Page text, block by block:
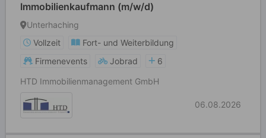
Immobilienkaufmann (m/w/d)
Unterhaching
Vollzeit
Fort- und Weiterbildung
Firmenevents
Jobrad
6
HTD Immobilienmanagement GmbH
06.08.2026